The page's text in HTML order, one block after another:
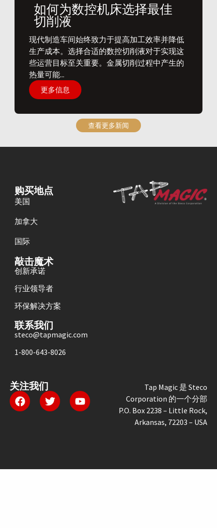
如何为数控机床选择最佳
切削液
​现代制造车间始终致力于提高加工效率并降低
生产成本。选择合适的数控切削液对于实现这
些运营目标至关重要。金属切削过程中产生的
热量可能...
更多信息
查看更多新闻
购买地点
美国
加拿大
国际
敲击魔术
创新承诺
行业领导者
环保解决方案
联系我们
steco@tapmagic.com
1-800-643-8026
关注我们
Tap Magic 是 Steco
Corporation 的一个分部
P.O. Box 2238 – Little Rock,
Arkansas, 72203 – USA